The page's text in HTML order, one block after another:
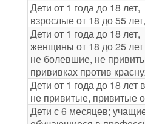
Дети от 1 года до 18 лет,
взрослые от 18 до 55
Дети от 1 года до 18 лет,
женщины от 18 до 25 лет
не болевшие, не
прививках против
Дети от 1 года до 18
не привитые, привитые
Дети с 6 месяцев;